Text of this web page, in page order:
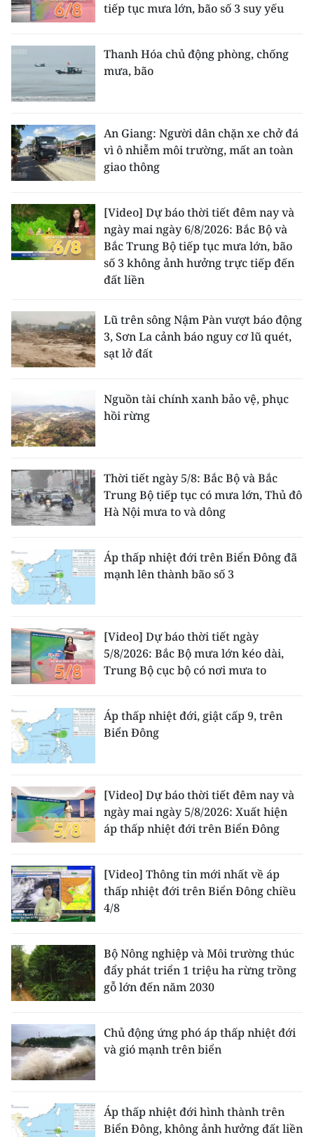
tiếp tục mưa lớn, bão số 3 suy yếu
Thanh Hóa chủ động phòng, chống
mưa, bão
An Giang: Người dân chặn xe chở đá
vì ô nhiễm môi trường, mất an toàn
giao thông
[Video] Dự báo thời tiết đêm nay và
ngày mai ngày 6/8/2026: Bắc Bộ và
Bắc Trung Bộ tiếp tục mưa lớn, bão
số 3 không ảnh hưởng trực tiếp đến
đất liền
Lũ trên sông Nậm Pàn vượt báo động
3, Sơn La cảnh báo nguy cơ lũ quét,
sạt lở đất
Nguồn tài chính xanh bảo vệ, phục
hồi rừng
Thời tiết ngày 5/8: Bắc Bộ và Bắc
Trung Bộ tiếp tục có mưa lớn, Thủ đô
Hà Nội mưa to và dông
Áp thấp nhiệt đới trên Biển Đông đã
mạnh lên thành bão số 3
[Video] Dự báo thời tiết ngày
5/8/2026: Bắc Bộ mưa lớn kéo dài,
Trung Bộ cục bộ có nơi mưa to
Áp thấp nhiệt đới, giật cấp 9, trên
Biển Đông
[Video] Dự báo thời tiết đêm nay và
ngày mai ngày 5/8/2026: Xuất hiện
áp thấp nhiệt đới trên Biển Đông
[Video] Thông tin mới nhất về áp
thấp nhiệt đới trên Biển Đông chiều
4/8
Bộ Nông nghiệp và Môi trường thúc
đẩy phát triển 1 triệu ha rừng trồng
gỗ lớn đến năm 2030
Chủ động ứng phó áp thấp nhiệt đới
và gió mạnh trên biển
Áp thấp nhiệt đới hình thành trên
Biển Đông, không ảnh hưởng đất liền